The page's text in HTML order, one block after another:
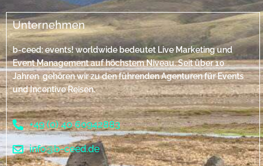
Unternehmen
b-ceed: events! worldwide bedeutet Live Marketing und
Event Management auf höchstem Niveau. Seit über 10
Jahren gehören wir zu den führenden Agenturen für Events
und Incentive Reisen.
+49 (0) 40 60942883
info@b-ceed.de